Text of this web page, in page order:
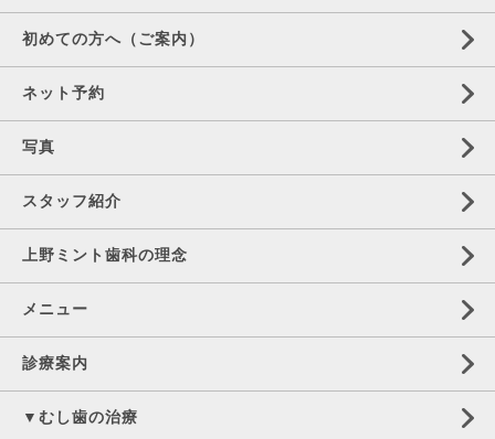
初めての方へ（ご案内）
ネット予約
写真
スタッフ紹介
上野ミント歯科の理念
メニュー
診療案内
▼むし歯の治療